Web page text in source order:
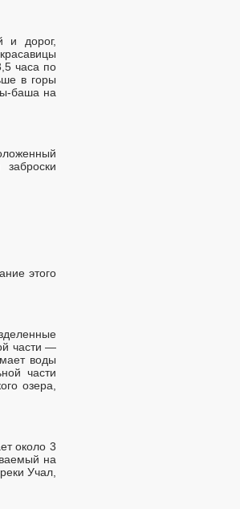
и дорог,
часа по
в горы
баша на
этого
части —
воды
части
озера,
около 3
на
Учал,